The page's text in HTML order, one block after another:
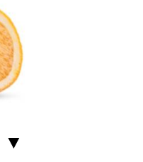
▼